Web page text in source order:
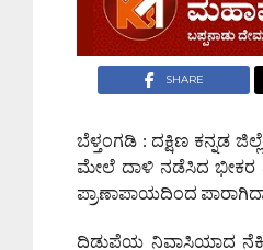
SHARE
ಬೆಳ್ತಂಗಡಿ : ದಕ್ಷಿಣ ಕನ್ನಡ
ಮೇಲೆ ದಾಳಿ ನಡೆಸಿದ ಭೀಕರ
ಪ್ರಾಣಾಪಾಯದಿಂದ
ದಿಡುಪೆಯ ನಿವಾಸಿಯಾದ